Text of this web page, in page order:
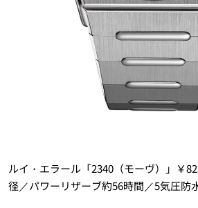
ルイ・エラール「2340（モーヴ）」￥
径／パワーリザーブ約56時間／5気圧防